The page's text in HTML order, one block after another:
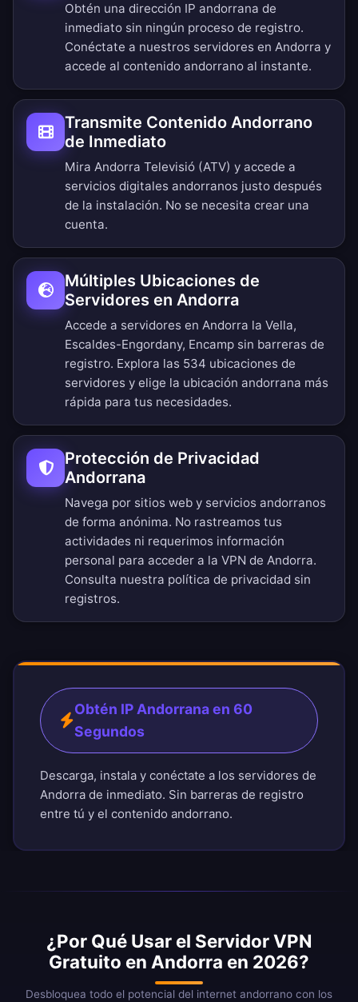
Obtén una dirección IP andorrana de
inmediato sin ningún proceso de registro.
Conéctate a nuestros servidores en Andorra y
accede al contenido andorrano al instante.
Transmite Contenido Andorrano
de Inmediato
Mira Andorra Televisió (ATV) y accede a
servicios digitales andorranos justo después
de la instalación. No se necesita crear una
cuenta.
Múltiples Ubicaciones de
Servidores en Andorra
Accede a servidores en Andorra la Vella,
Escaldes-Engordany, Encamp sin barreras de
registro. Explora las 534 ubicaciones de
servidores y elige la ubicación andorrana más
rápida para tus necesidades.
Protección de Privacidad
Andorrana
Navega por sitios web y servicios andorranos
de forma anónima. No rastreamos tus
actividades ni requerimos información
personal para acceder a la VPN de Andorra.
Consulta nuestra política de privacidad sin
registros.
Obtén IP Andorrana en 60
Segundos
Descarga, instala y conéctate a los servidores de
Andorra de inmediato. Sin barreras de registro
entre tú y el contenido andorrano.
¿Por Qué Usar el Servidor VPN
Gratuito en Andorra en 2026?
Desbloquea todo el potencial del internet andorrano con los